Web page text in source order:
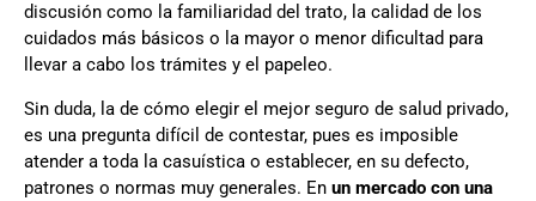
discusión como la familiaridad del trato, la calidad de los
cuidados más básicos o la mayor o menor dificultad para
llevar a cabo los trámites y el papeleo.
Sin duda, la de cómo elegir el mejor seguro de salud privado,
es una pregunta difícil de contestar, pues es imposible
atender a toda la casuística o establecer, en su defecto,
patrones o normas muy generales. En un mercado con una